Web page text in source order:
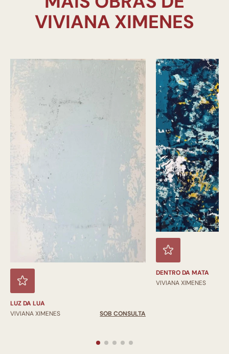
LUZ DA LUA
VIVIANA XIMENES
SOB CONSULTA
DENTRO DA MATA
VIVIANA XIMENES